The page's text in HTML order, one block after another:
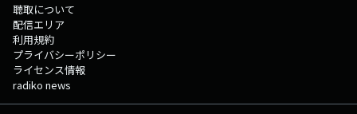
聴取について
配信エリア
利用規約
プライバシーポリシー
ライセンス情報
radiko news